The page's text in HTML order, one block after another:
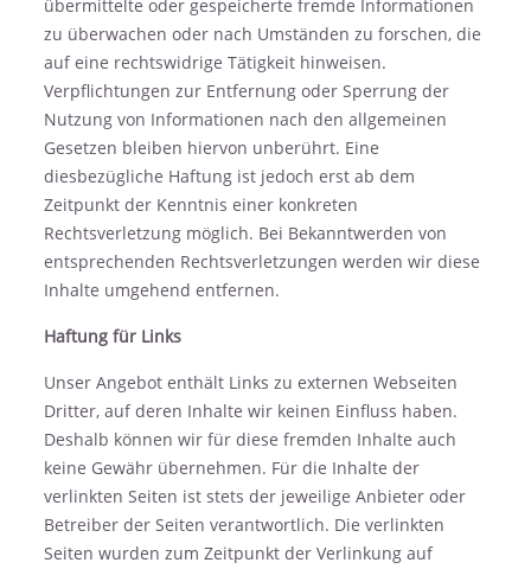
übermittelte oder gespeicherte fremde Informationen
zu überwachen oder nach Umständen zu forschen, die
auf eine rechtswidrige Tätigkeit hinweisen.
Verpflichtungen zur Entfernung oder Sperrung der
Nutzung von Informationen nach den allgemeinen
Gesetzen bleiben hiervon unberührt. Eine
diesbezügliche Haftung ist jedoch erst ab dem
Zeitpunkt der Kenntnis einer konkreten
Rechtsverletzung möglich. Bei Bekanntwerden von
entsprechenden Rechtsverletzungen werden wir diese
Inhalte umgehend entfernen.
Haftung für Links
Unser Angebot enthält Links zu externen Webseiten
Dritter, auf deren Inhalte wir keinen Einfluss haben.
Deshalb können wir für diese fremden Inhalte auch
keine Gewähr übernehmen. Für die Inhalte der
verlinkten Seiten ist stets der jeweilige Anbieter oder
Betreiber der Seiten verantwortlich. Die verlinkten
Seiten wurden zum Zeitpunkt der Verlinkung auf